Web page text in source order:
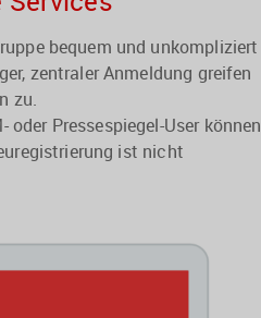
bequem und unkompliziert
zentraler Anmeldung greifen
zu.
oder Pressespiegel-User können
ist nicht